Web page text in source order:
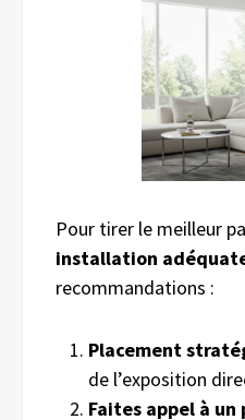
Pour tirer le meilleur
installation
recommandations :
Placement
de l’exposition
Faites appel à